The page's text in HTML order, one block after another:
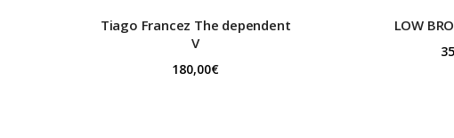
Tiago Francez The dependent
V
180,00€
LOW